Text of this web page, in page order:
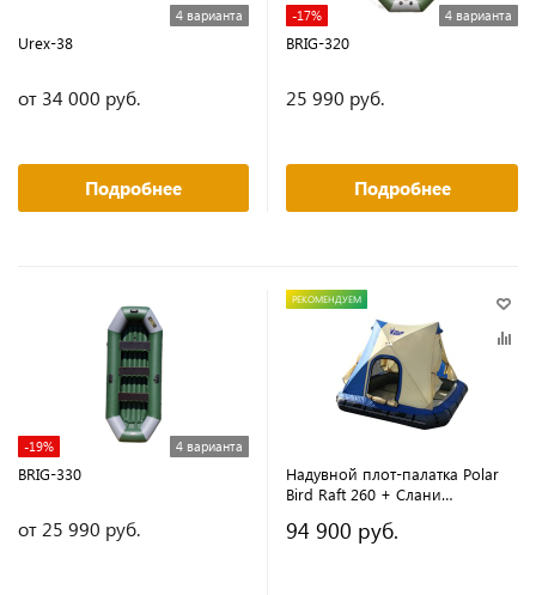
4 варианта
Urex-38
от 34 000 руб.
Подробнее
-17% 4 варианта
BRIG-320
25 990 руб.
Подробнее
-19% 4 варианта
BRIG-330
от 25 990 руб.
РЕКОМЕНДУЕМ
Надувной плот-палатка Polar
Bird Raft 260 + Слани
94 900 руб.